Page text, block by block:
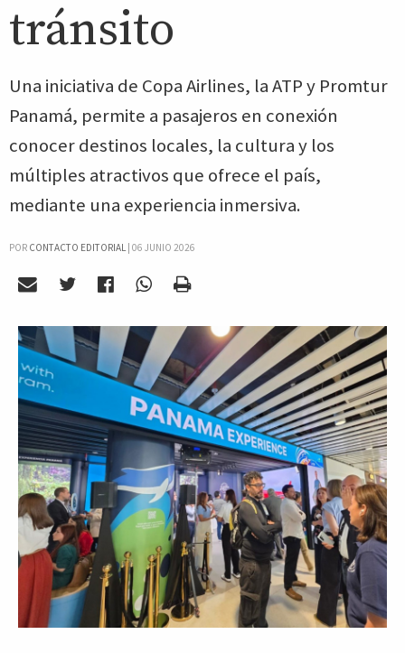
tránsito
Una iniciativa de Copa Airlines, la ATP y Promtur
Panamá, permite a pasajeros en conexión
conocer destinos locales, la cultura y los
múltiples atractivos que ofrece el país,
mediante una experiencia inmersiva.
POR CONTACTO EDITORIAL| 06 JUNIO 2026